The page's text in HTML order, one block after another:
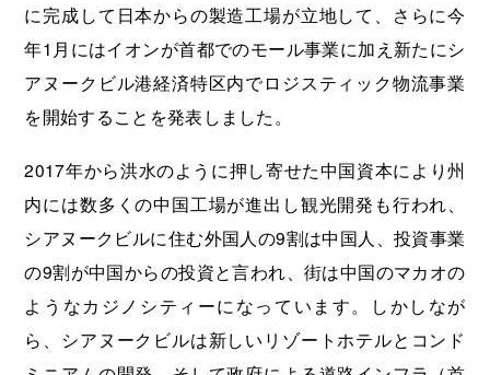
に完成して日本からの製造工場が立地して、さらに今
年1月にはイオンが首都でのモール事業に加え新たにシ
アヌークビル港経済特区内でロジスティック物流事業
を開始することを発表しました。
2017年から洪水のように押し寄せた中国資本により州
内には数多くの中国工場が進出し観光開発も行われ、
シアヌークビルに住む外国人の9割は中国人、投資事業
の9割が中国からの投資と言われ、街は中国のマカオの
ようなカジノシティーになっています。しかしなが
ら、シアヌークビルは新しいリゾートホテルとコンド